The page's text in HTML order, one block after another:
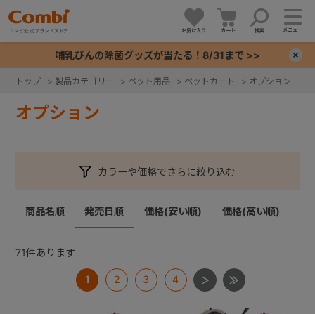
お気に入り カート 検索 メニュー
哺乳びんの除菌グッズが当たる！8/31まで >>
トップ > 製品カテゴリー > ペット用品 > ペットカート > オプション
オプション
カラーや価格でさらに絞り込む
商品名順 発売日順 価格(安い順) 価格(高い順)
71件あります
1 2 3 4